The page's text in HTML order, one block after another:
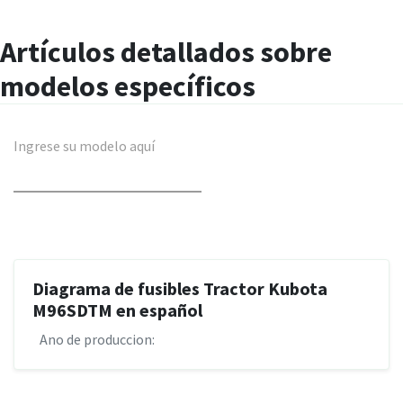
Artículos detallados sobre
modelos específicos
Ingrese su modelo aquí
Diagrama de fusibles Tractor Kubota
M96SDTM en español
Ano de produccion: